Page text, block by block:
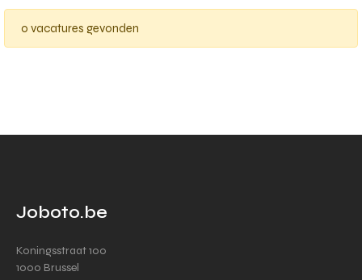
0 vacatures gevonden
Joboto.be
Koningsstraat 100
1000 Brussel